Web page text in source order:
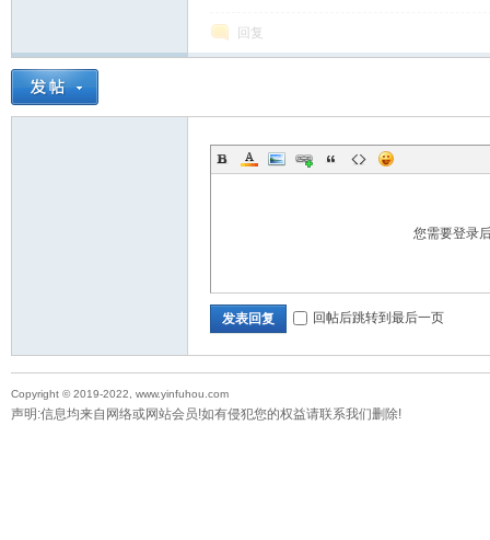
回复
您需要登录
发表回复 回帖后跳转到最后一页
Copyright © 2019-2022, www.yinfuhou.com
声明:信息均来自网络或网站会员!如有侵犯您的权益请联系我们删除!